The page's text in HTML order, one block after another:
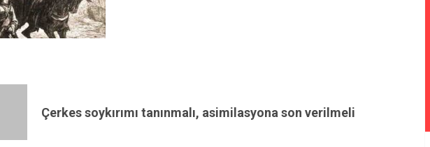
Çerkes soykırımı tanınmalı, asimilasyona son verilmeli